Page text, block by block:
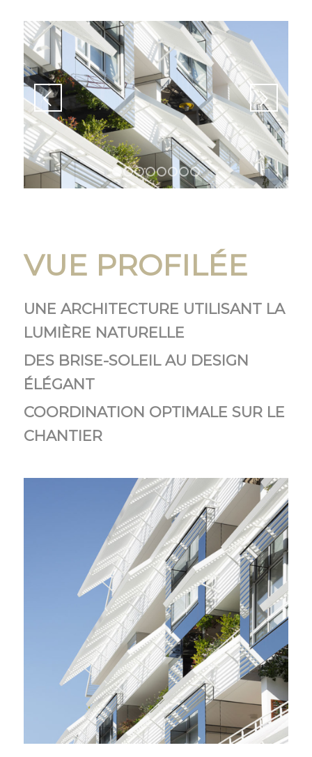
Suivant
1 2 3 4 5 6 7 8
VUE PROFILÉE
UNE ARCHITECTURE UTILISANT LA
LUMIÈRE NATURELLE
DES BRISE-SOLEIL AU DESIGN
ÉLÉGANT
COORDINATION OPTIMALE SUR LE
CHANTIER